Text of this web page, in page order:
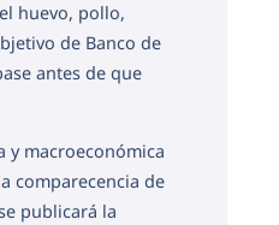
huevo, pollo,
de Banco de
antes de que
y macroeconómica
comparecencia de
publicará la